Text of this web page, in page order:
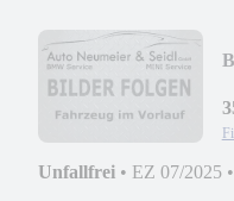
Unfallfrei • EZ 07/2025 •